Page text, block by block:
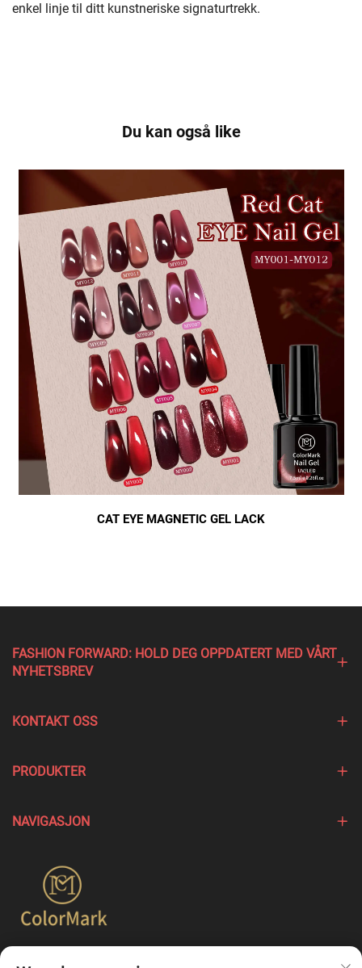
enkel linje til ditt kunstneriske signaturtrekk.
Du kan også like
CAT EYE MAGNETIC GEL LACK
FASHION FORWARD: HOLD DEG OPPDATERT MED VÅRT
NYHETSBREV
KONTAKT OSS
PRODUKTER
NAVIGASJON